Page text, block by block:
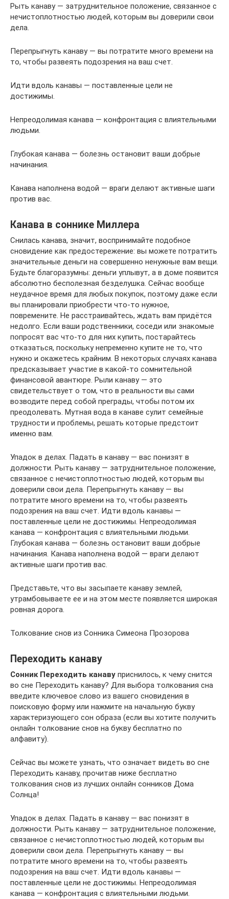
Рыть канаву — затруднительное положение, связанное с
нечистоплотностью людей, которым вы доверили свои
дела.
Перепрыгнуть канаву — вы потратите много времени на
то, чтобы развеять подозрения на ваш счет.
Идти вдоль канавы — поставленные цели не
достижимы.
Непреодолимая канава — конфронтация с влиятельными
людьми.
Глубокая канава — болезнь остановит ваши добрые
начинания.
Канава наполнена водой — враги делают активные шаги
против вас.
Канава в соннике Миллера
Снилась канава, значит, воспринимайте подобное
сновидение как предостережение: вы можете потратить
значительные деньги на совершенно ненужные вам вещи.
Будьте благоразумны: деньги уплывут, а в доме появится
абсолютно бесполезная безделушка. Сейчас вообще
неудачное время для любых покупок, поэтому даже если
вы планировали приобрести что-то нужное,
повремените. Не расстраивайтесь, ждать вам придётся
недолго. Если ваши родственники, соседи или знакомые
попросят вас что-то для них купить, постарайтесь
отказаться, поскольку непременно купите не то, что
нужно и окажетесь крайним. В некоторых случаях канава
предсказывает участие в какой-то сомнительной
финансовой авантюре. Рыли канаву — это
свидетельствует о том, что в реальности вы сами
возводите перед собой преграды, чтобы потом их
преодолевать. Мутная вода в канаве сулит семейные
трудности и проблемы, решать которые предстоит
именно вам.
Упадок в делах. Падать в канаву — вас понизят в
должности. Рыть канаву — затруднительное положение,
связанное с нечистоплотностью людей, которым вы
доверили свои дела. Перепрыгнуть канаву — вы
потратите много времени на то, чтобы развеять
подозрения на ваш счет. Идти вдоль канавы —
поставленные цели не достижимы. Непреодолимая
канава — конфронтация с влиятельными людьми.
Глубокая канава — болезнь остановит ваши добрые
начинания. Канава наполнена водой — враги делают
активные шаги против вас.
Представьте, что вы засыпаете канаву землей,
утрамбовываете ее и на этом месте появляется широкая
ровная дорога.
Толкование снов из Сонника Симеона Прозорова
Переходить канаву
Сонник Переходить канаву приснилось, к чему снится
во сне Переходить канаву? Для выбора толкования сна
введите ключевое слово из вашего сновидения в
поисковую форму или нажмите на начальную букву
характеризующего сон образа (если вы хотите получить
онлайн толкование снов на букву бесплатно по
алфавиту).
Сейчас вы можете узнать, что означает видеть во сне
Переходить канаву, прочитав ниже бесплатно
толкования снов из лучших онлайн сонников Дома
Солнца!
Упадок в делах. Падать в канаву — вас понизят в
должности. Рыть канаву — затруднительное положение,
связанное с нечистоплотностью людей, которым вы
доверили свои дела. Перепрыгнуть канаву — вы
потратите много времени на то, чтобы развеять
подозрения на ваш счет. Идти вдоль канавы —
поставленные цели не достижимы. Непреодолимая
канава — конфронтация с влиятельными людьми.